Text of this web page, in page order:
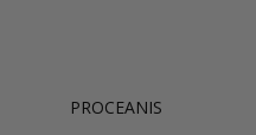
PROCEANIS